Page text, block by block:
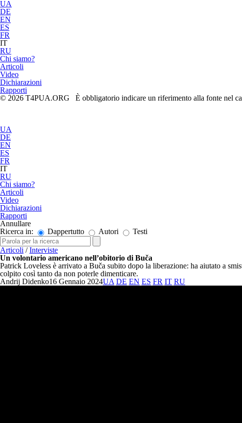
UA
DE
EN
ES
FR
IT
RU
Chi siamo?
Articoli
Video
Dichiarazioni
Rapporti
© 2026 T4PUA.ORG È obbligatorio indicare un riferimento alla fonte nel
UA
DE
EN
ES
FR
IT
RU
Chi siamo?
Articoli
Video
Dichiarazioni
Rapporti
Annullare
Ricerca in:
Dappertutto Autori Testi
Articoli /Interviste
Un volontario americano nell’obitorio di Buča
Patrick Loveless è arrivato a Buča subito dopo la liberazione: ha aiutato a
colpito così tanto da non poterle dimenticare.
Andrij Didenko16 Gennaio 2024UA DE EN ES FR IT RU